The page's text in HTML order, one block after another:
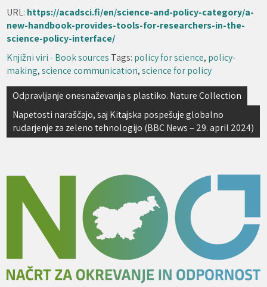
URL: https://acadsci.fi/en/science-and-policy-category/a-
new-handbook-provides-tools-for-researchers-in-the-
science-policy-interface/
Knjižni viri - Book sources Tags: policy for science, policy-
making,science communication,science for policy
Navigacija
prispevka
Odpravljanje onesnaževanja s plastiko. Nature Collection
Napetosti naraščajo, saj Kitajska pospešuje globalno
rudarjenje za zeleno tehnologijo (BBC News – 29. april 2024)